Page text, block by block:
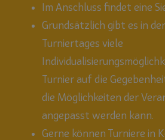
Im Anschluss findet eine
Grundsätzlich gibt es in
Turniertages viele
Turnier auf die
die Möglichkeiten der
angepasst werden kann.
Gerne können Turniere in